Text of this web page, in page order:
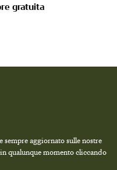
gratuita
aggiornato sulle nostre
qualunque momento cliccando